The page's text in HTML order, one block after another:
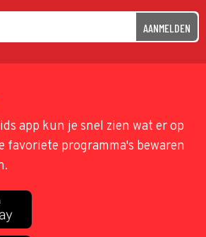
AANMELDEN
app kun je snel zien wat er op
favoriete programma's bewaren